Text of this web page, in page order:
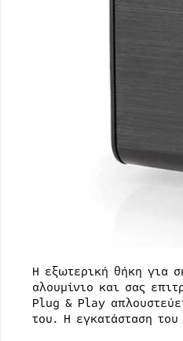
Η εξωτερική θήκη για
αλουμίνιο και σας
Plug & Play
του. Η εγκατάσταση